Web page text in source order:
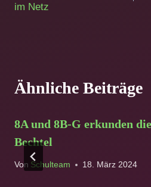
im Netz
Ähnliche Beiträge
8A und 8B-G erkunden
Bechtel
Von Schulteam 18. März 2024